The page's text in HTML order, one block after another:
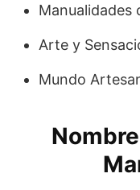
Manualidades
Arte y
Mundo